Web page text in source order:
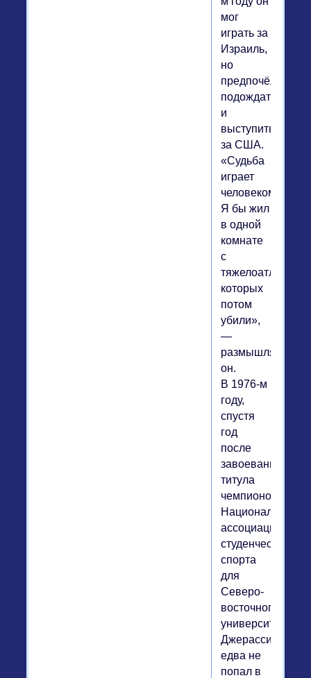
мог
играть за
Израиль,
но
предпочёл
подождать
и
выступить
за США.
«Судьба
играет
человеком.
Я бы жил
в одной
комнате
с
тяжелоатлетами,
которых
потом
убили»,
—
размышляет
он.
В 1976-м
году,
спустя
год
после
завоевания
титула
чемпионов
Национальной
ассоциации
студенческого
спорта
для
Северо-
восточного
университета,
Джерасси
едва не
попал в